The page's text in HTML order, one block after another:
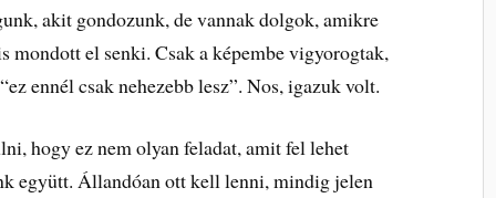
akit gondozunk, de vannak dolgok, amikre
mondott el senki. Csak a képembe vigyorogtak,
ennél csak nehezebb lesz”. Nos, igazuk volt.
hogy ez nem olyan feladat, amit fel lehet
együtt. Állandóan ott kell lenni, mindig jelen